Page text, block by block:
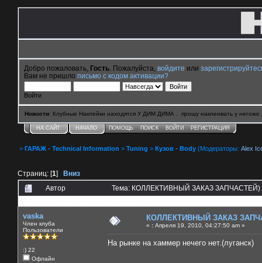
Добро пожаловать, Гость . Пожалуйста, войдите или
Вам не пришло письмо с кодом активации?
Войти
Новости: Клубные Наклейки находятся У ДИМ ДИМА . прошу наклеивать у негоже
НА САЙТ НАЧАЛО ПОМОЩЬ ПОИСК ВОЙТИ РЕГИСТРАЦИЯ
> ГАРАЖ - Technical Information > Tuning > Кузов - Body (Модераторы: Alex
Страниц: [1] Вниз
Автор
Тема: КОЛЛЕКТИВНЫЙ ЗАКАЗ ЗАПЧАСТЕЙ)
vaska
Член клуба
Пользователи
:) 22
Офлайн
КОЛЛЕКТИВНЫЙ ЗАКАЗ
« : Апреля 19, 2010, 04:27:50 am »
На рынке на хаммер нечего нет.(луганск)